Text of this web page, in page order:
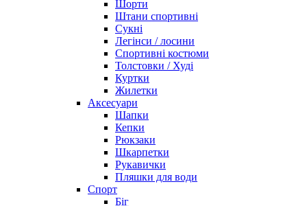
Шорти
Штани спортивні
Сукні
Легінси / лосини
Спортивні костюми
Толстовки / Худі
Куртки
Жилетки
Аксесуари
Шапки
Кепки
Рюкзаки
Шкарпетки
Рукавички
Пляшки для води
Спорт
Біг